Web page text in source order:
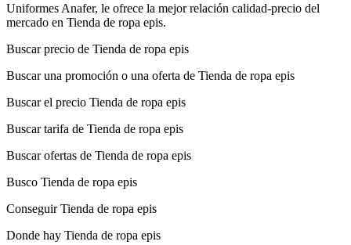
Uniformes Anafer, le ofrece la mejor relación calidad-precio del
mercado en Tienda de ropa epis.
Buscar precio de Tienda de ropa epis
Buscar una promoción o una oferta de Tienda de ropa epis
Buscar el precio Tienda de ropa epis
Buscar tarifa de Tienda de ropa epis
Buscar ofertas de Tienda de ropa epis
Busco Tienda de ropa epis
Conseguir Tienda de ropa epis
Donde hay Tienda de ropa epis